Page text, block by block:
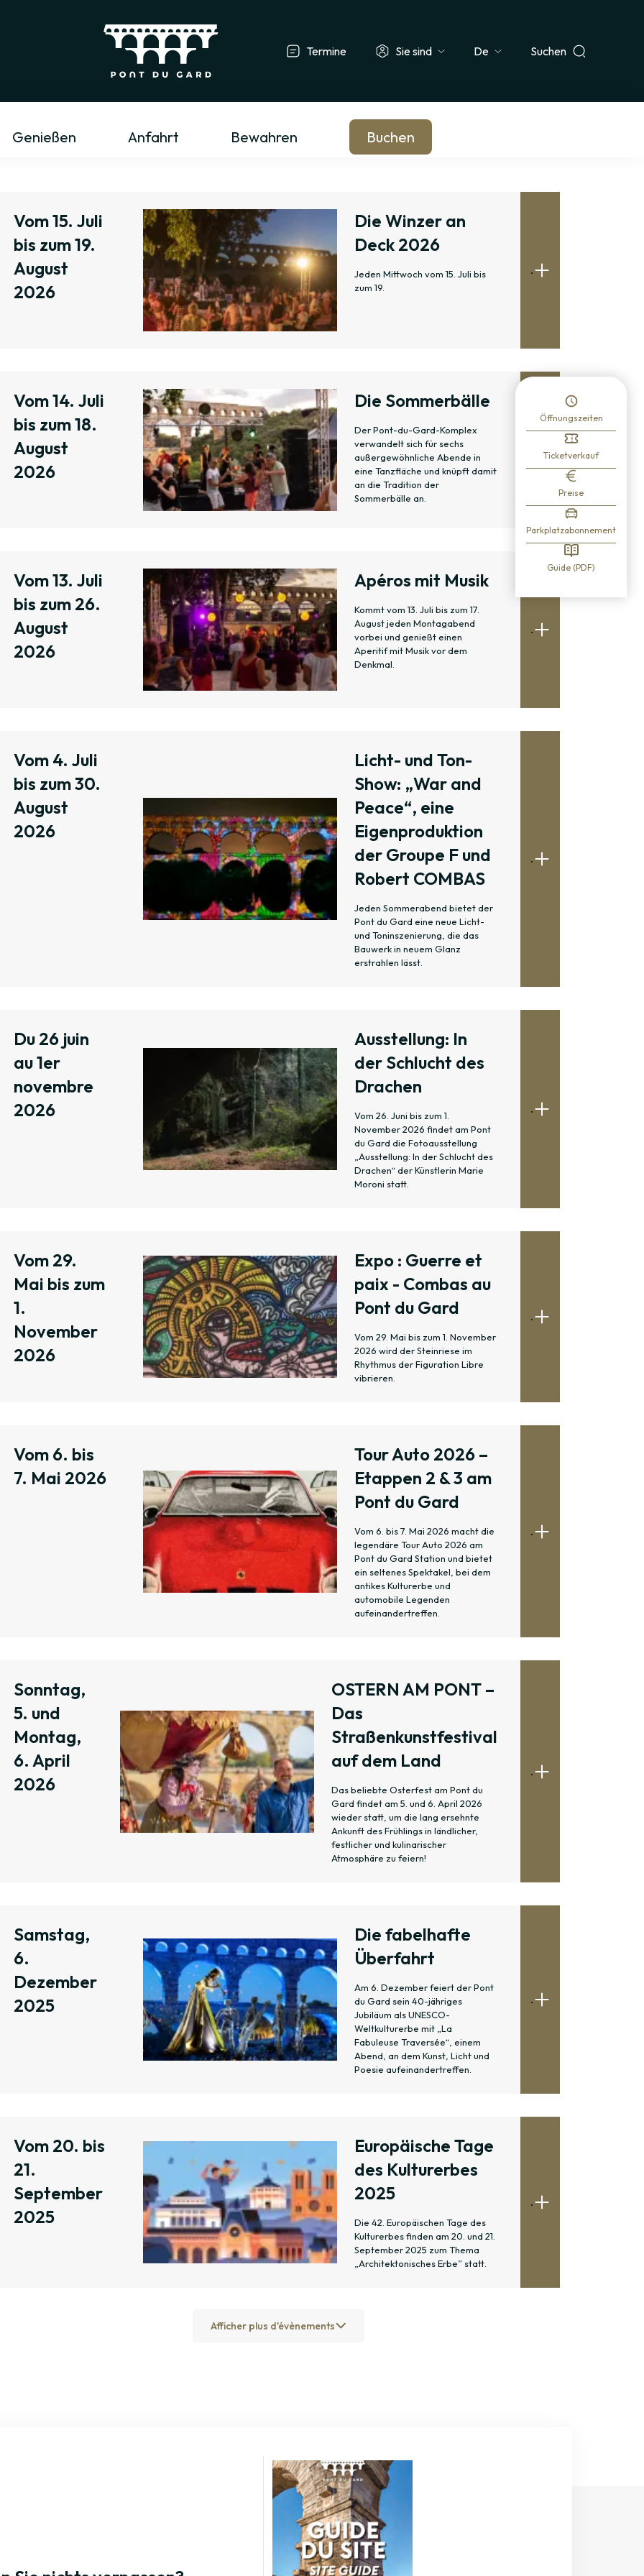
Termine Sie sind
Tourismusfachmann/-frau & Gruppe
Select
Suchen
Genießen Anfahrt Bewahren Buchen
Vom 15. Juli
bis zum 19.
August
2026
Die Winzer an
Deck 2026
Jeden Mittwoch vom 15. Juli bis
zum 19.
.
Vom 14. Juli
bis zum 18.
August
2026
Die Sommerbälle
Der Pont-du-Gard-Komplex
verwandelt sich für sechs
außergewöhnliche Abende in
eine Tanzfläche und knüpft damit
an die Tradition der
Sommerbälle an.
Vom 13. Juli
bis zum 26.
August
2026
Apéros mit Musik
Kommt vom 13. Juli bis zum 17.
August jeden Montagabend
vorbei und genießt einen
Aperitif mit Musik vor dem
Denkmal.
.
Vom 4. Juli
bis zum 30.
August
2026
Licht- und Ton-
Show: „War and
Peace“, eine
Eigenproduktion
der Groupe F und
Robert COMBAS
Jeden Sommerabend bietet der
Pont du Gard eine neue Licht-
und Toninszenierung, die das
Bauwerk in neuem Glanz
erstrahlen lässt.
.
Du 26 juin
au 1er
novembre
2026
Ausstellung: In
der Schlucht des
Drachen
Vom 26. Juni bis zum 1.
November 2026 findet am Pont
du Gard die Fotoausstellung
„Ausstellung: In der Schlucht des
Drachen“ der Künstlerin Marie
Moroni statt.
.
Vom 29.
Mai bis zum
1.
November
2026
Expo : Guerre et
paix - Combas au
Pont du Gard
Vom 29. Mai bis zum 1. November
2026 wird der Steinriese im
Rhythmus der Figuration Libre
vibrieren.
.
Vom 6. bis
7. Mai 2026
Tour Auto 2026 –
Etappen 2 & 3 am
Pont du Gard
Vom 6. bis 7. Mai 2026 macht die
legendäre Tour Auto 2026 am
Pont du Gard Station und bietet
ein seltenes Spektakel, bei dem
antikes Kulturerbe und
automobile Legenden
aufeinandertreffen.
.
Sonntag,
5. und
Montag,
6. April
2026
OSTERN AM PONT –
Das
Straßenkunstfestival
auf dem Land
Das beliebte Osterfest am Pont du
Gard findet am 5. und 6. April 2026
wieder statt, um die lang ersehnte
Ankunft des Frühlings in ländlicher,
festlicher und kulinarischer
Atmosphäre zu feiern!
.
Samstag,
6.
Dezember
2025
Die fabelhafte
Überfahrt
Am 6. Dezember feiert der Pont
du Gard sein 40-jähriges
Jubiläum als UNESCO-
Weltkulturerbe mit „La
Fabuleuse Traversée“, einem
Abend, an dem Kunst, Licht und
Poesie aufeinandertreffen.
.
Vom 20. bis
21.
September
2025
Europäische Tage
des Kulturerbes
2025
Die 42. Europäischen Tage des
Kulturerbes finden am 20. und 21.
September 2025 zum Thema
„Architektonisches Erbe” statt.
.
Afficher plus d'évènements
Öffnungszeiten
Ticketverkauf
Preise
Parkplatzabonnement
Guide (PDF)